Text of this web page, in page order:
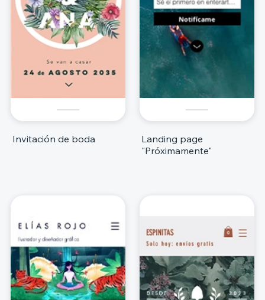
Invitación de boda
Landing page
"Próximamente"